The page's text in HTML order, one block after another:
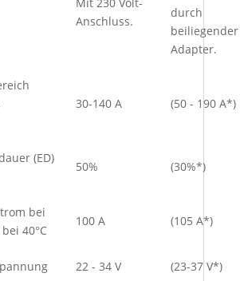
Anschluss.
durch
beiliegender
Adapter.
30-140 A (50 - 190 A*)
(ED)
50% (30%*)
bei
40°C
100 A (105 A*)
22 - 34 V (23-37 V*)